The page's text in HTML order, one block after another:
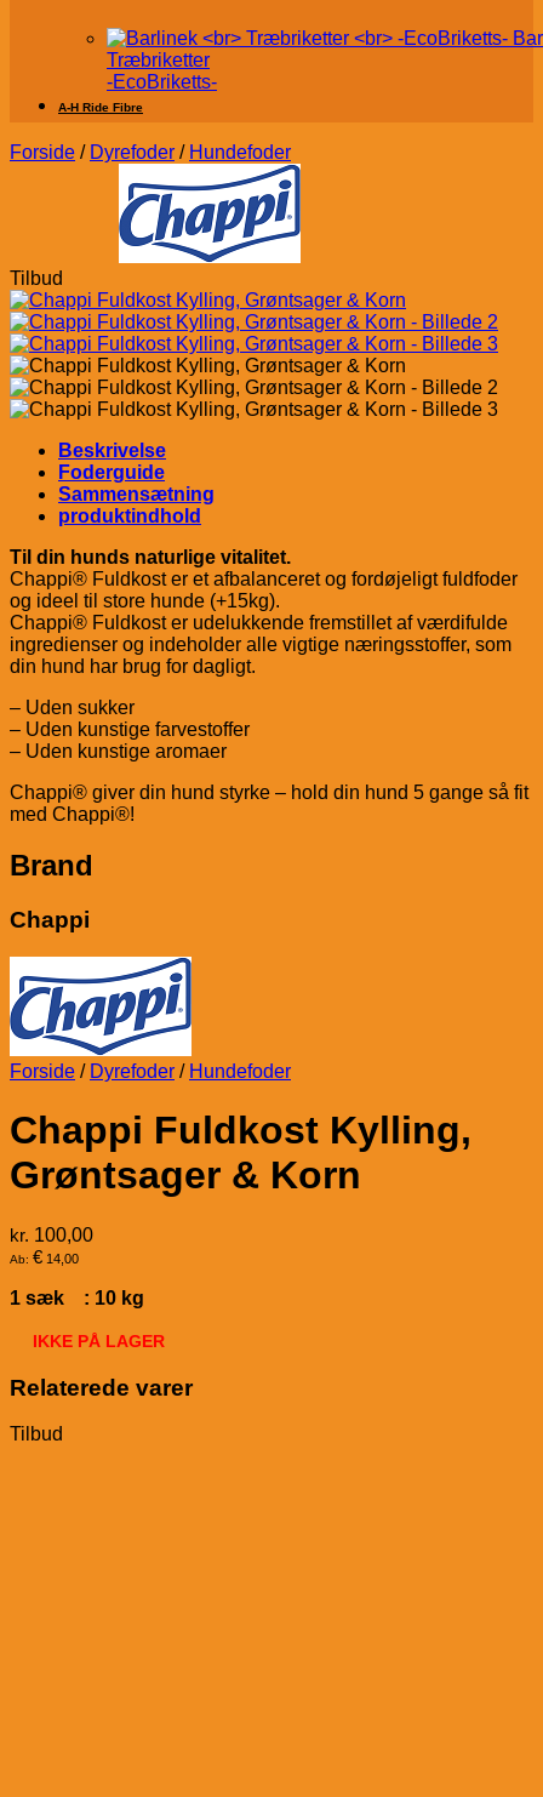
Træbriketter
-EcoBriketts-
A-H Ride Fibre
Forside / Dyrefoder / Hundefoder
Tilbud
Beskrivelse
Foderguide
Sammensætning
produktindhold
Til din hunds naturlige vitalitet.
Chappi® Fuldkost er et afbalanceret og fordøjeligt fuldfoder
og ideel til store hunde (+15kg).
Chappi® Fuldkost er udelukkende fremstillet af værdifulde
ingredienser og indeholder alle vigtige næringsstoffer, som
din hund har brug for dagligt.
– Uden sukker
– Uden kunstige farvestoffer
– Uden kunstige aromaer
Chappi® giver din hund styrke – hold din hund 5 gange så fit
med Chappi®!
Brand
Chappi
Forside / Dyrefoder / Hundefoder
Chappi Fuldkost Kylling,
Grøntsager & Korn
kr. 100,00
Ab: € 14,00
1 sæk : 10 kg
IKKE PÅ LAGER
Relaterede varer
Tilbud